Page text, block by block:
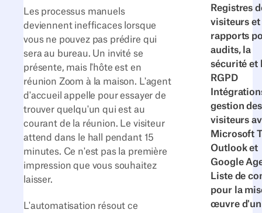
Registres
visiteurs et
rapports
audits, la
sécurité et
RGPD
gestion des
visiteurs
Microsoft
Outlook et
Google
Liste de
pour la
œuvre d'un
Les processus manuels
deviennent inefficaces lorsque
vous ne pouvez pas prédire qui
sera au bureau. Un invité se
présente, mais l'hôte est en
réunion Zoom à la maison. L'agent
d'accueil appelle pour essayer de
trouver quelqu'un qui est au
courant de la réunion. Le visiteur
attend dans le hall pendant 15
minutes. Ce n'est pas la première
impression que vous souhaitez
laisser.
L'automatisation résout ce